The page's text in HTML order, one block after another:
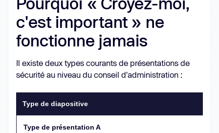
c'est important » ne
fonctionne jamais
Il existe deux types courants de présentations de
sécurité au niveau du conseil d'administration :
Type de diapositive
Type de présentation A